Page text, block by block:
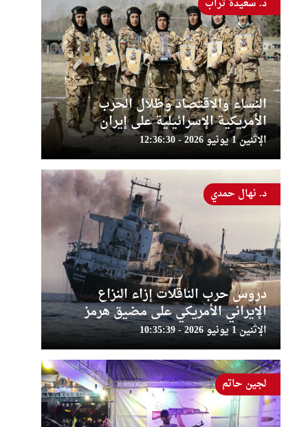
النساء والاقتصاد وظلال الحرب
الأمريكية الإسرائيلية على إيران
الإثنين 1 يونيو 2026 - 12:36:30
دروس حرب الناقلات إزاء النزاع
الإيراني الأمريكي على مضيق هرمز
الإثنين 1 يونيو 2026 - 10:35:39
د. نهال حمدي
لجين حاتم